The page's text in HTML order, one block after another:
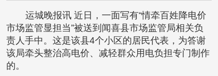
运城晚报讯 近日，一面写有“情牵百姓降电价
市场监管显担当”被送到闻喜县市场监管局相关负
责人手中。这是该县4个小区的居民代表，为答谢
该局牵头整治高电价、减轻群众用电负担专门制作
的。